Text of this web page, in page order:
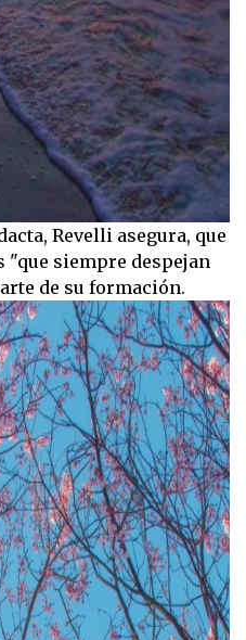
Revelli asegura, que
siempre despejan
de su formación.